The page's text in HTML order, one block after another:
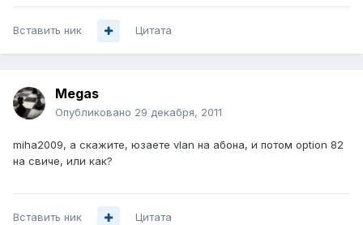
Вставить ник Цитата
Megas
Опубликовано 29 декабря, 2011
miha2009, а скажите, юзаете vlan на абона, и потом option 82
на свиче, или как?
Вставить ник Цитата